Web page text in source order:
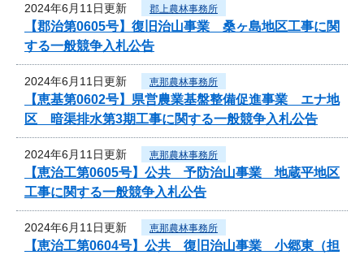
2024年6月11日更新 郡上農林事務所
【郡治第0605号】復旧治山事業 桑ヶ島地区工事に関
する一般競争入札公告
2024年6月11日更新 恵那農林事務所
【恵基第0602号】県営農業基盤整備促進事業 エナ地
区 暗渠排水第3期工事に関する一般競争入札公告
2024年6月11日更新 恵那農林事務所
【恵治工第0605号】公共 予防治山事業 地蔵平地区
工事に関する一般競争入札公告
2024年6月11日更新 恵那農林事務所
【恵治工第0604号】公共 復旧治山事業 小郷東（担